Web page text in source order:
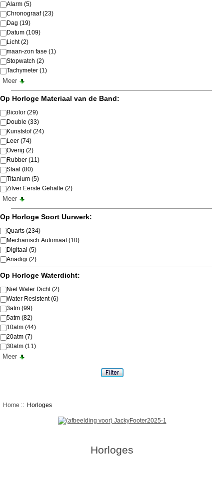
Alarm (5)
Chronograaf(23)
Dag (19)
Datum (109)
Licht(2)
maan-zon fase (1)
Stopwatch (2)
Tachymeter (1)
Meer
Op Horloge Materiaal van de Band:
Bicolor (29)
Double (33)
Kunststof(24)
Leer (74)
Overig (2)
Rubber (11)
Staal (80)
Titanium (5)
Zilver Eerste Gehalte (2)
Meer
Op Horloge Soort Uurwerk:
Quarts (234)
Mechanisch Automaat(10)
Digitaal (5)
Anadigi (2)
Op Horloge Waterdicht:
Niet Water Dicht(2)
Water Resistent(6)
3atm (99)
5atm (82)
10atm (44)
20atm (7)
30atm (11)
Meer
Home :: Horloges
Horloges